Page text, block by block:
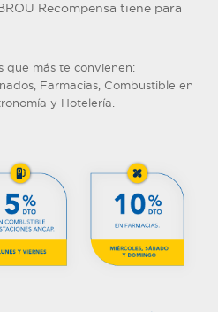
Recompensa tiene para
que más te convienen:
Farmacias, Combustible en
y Hotelería.